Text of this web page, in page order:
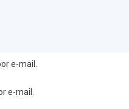
e-mail.
e-mail.